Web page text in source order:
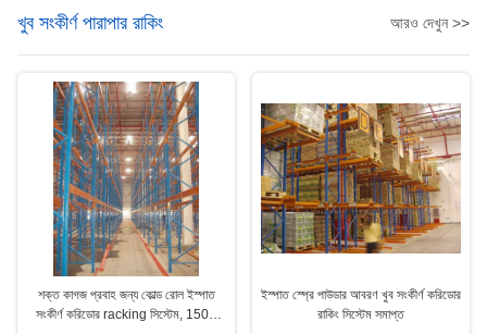
খুব সংকীর্ণ পারাপার রাকিং আরও দেখুন >>
শক্ত কাগজ প্রবাহ জন্য কোল্ড রোল ইস্পাত
সংকীর্ণ করিডোর racking সিস্টেম, 1500
ইস্পাত স্প্রে পাউডার আবরণ খুব সংকীর্ণ করিডোর
রাকিং সিস্টেম সমাপ্ত